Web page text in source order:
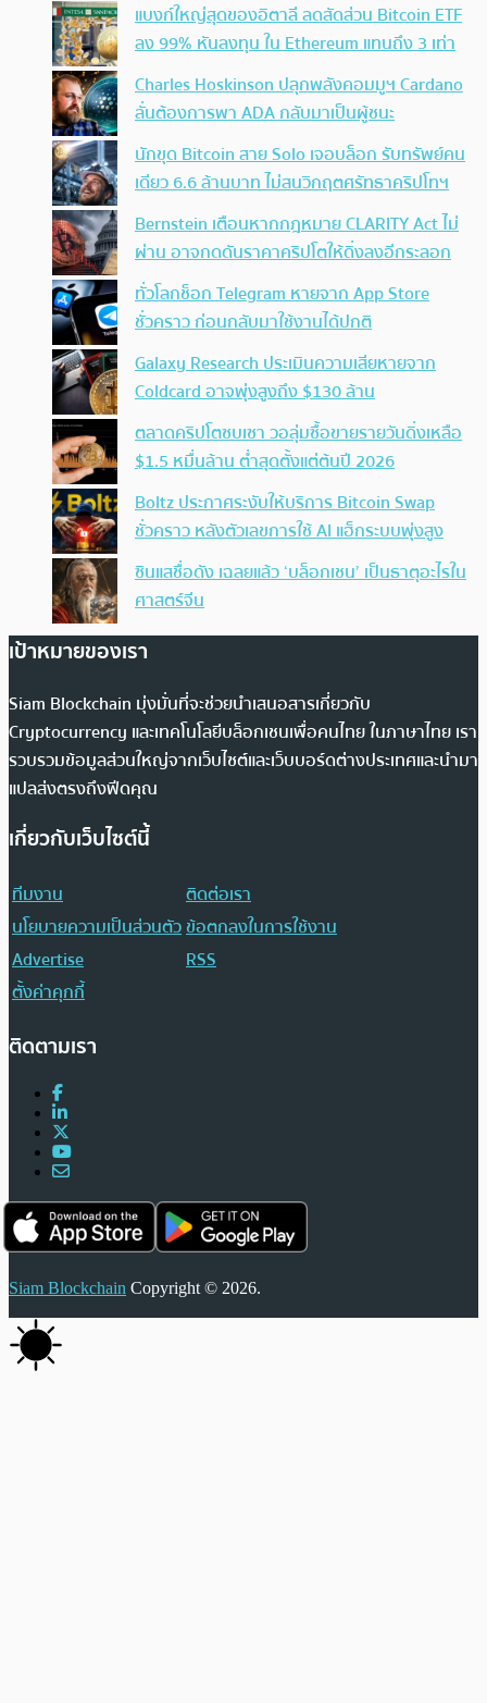
แบงก์ใหญ่สุดของอิตาลี ลดสัดส่วน Bitcoin ETF
ลง 99% หันลงทุน ใน Ethereum แทนถึง 3 เท่า
Charles Hoskinson ปลุกพลังคอมมูฯ Cardano
ลั่นต้องการพา ADA กลับมาเป็นผู้ชนะ
นักขุด Bitcoin สาย Solo เจอบล็อก รับทรัพย์คน
เดียว 6.6 ล้านบาท ไม่สนวิกฤตศรัทธาคริปโทฯ
Bernstein เตือนหากกฎหมาย CLARITY Act ไม่
ผ่าน อาจกดดันราคาคริปโตให้ดิ่งลงอีกระลอก
ทั่วโลกช็อก Telegram หายจาก App Store
ชั่วคราว ก่อนกลับมาใช้งานได้ปกติ
Galaxy Research ประเมินความเสียหายจาก
Coldcard อาจพุ่งสูงถึง $130 ล้าน
ตลาดคริปโตซบเซา วอลุ่มซื้อขายรายวันดิ่งเหลือ
$1.5 หมื่นล้าน ต่ำสุดตั้งแต่ต้นปี 2026
Boltz ประกาศระงับให้บริการ Bitcoin Swap
ชั่วคราว หลังตัวเลขการใช้ AI แฮ็กระบบพุ่งสูง
ซินแสชื่อดัง เฉลยแล้ว ‘บล็อกเชน’ เป็นธาตุอะไรใน
ศาสตร์จีน
เป้าหมายของเรา
Siam Blockchain มุ่งมั่นที่จะช่วยนำเสนอสารเกี่ยวกับ
Cryptocurrency และเทคโนโลยีบล็อกเชนเพื่อคนไทย ในภาษาไทย เรา
รวบรวมข้อมูลส่วนใหญ่จากเว็บไซต์และเว็บบอร์ดต่างประเทศและนำมา
แปลส่งตรงถึงฟีดคุณ
เกี่ยวกับเว็บไซต์นี้
ทีมงาน
ติดต่อเรา
นโยบายความเป็นส่วนตัวข้อตกลงในการใช้งาน
Advertise
RSS
ตั้งค่าคุกกี้
ติดตามเรา
Siam Blockchain Copyright © 2026.